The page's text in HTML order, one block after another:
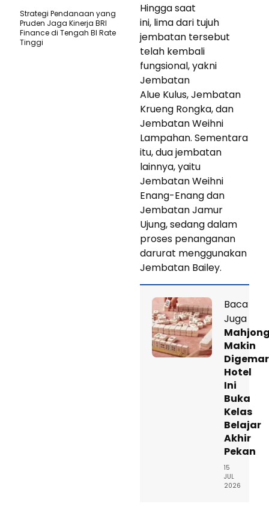
Hingga saat
ini, lima dari tujuh
jembatan tersebut
telah kembali
fungsional, yakni
Jembatan
Alue Kulus, Jembatan
Krueng Rongka, dan
Jembatan Weihni
Lampahan. Sementara
itu, dua jembatan
lainnya, yaitu
Jembatan Weihni
Enang-Enang dan
Jembatan Jamur
Ujung, sedang dalam
proses penanganan
darurat menggunakan
Jembatan Bailey.
Baca
Juga
Makin
Hotel
Ini
Buka
Kelas
Belajar
Akhir
Pekan
15
JUL
2026
Strategi Pendanaan yang
Pruden Jaga Kinerja BRI
Finance di Tengah BI Rate
Tinggi